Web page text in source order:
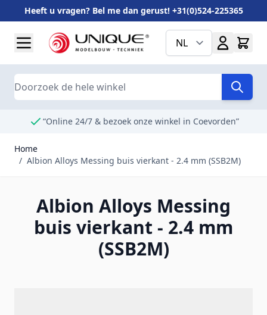
Heeft u vragen? Bel me dan gerust! +31(0)524-225365
NL
Search
“Online 24/7 & bezoek onze winkel in Coevorden”
Home
/ Albion Alloys Messing buis vierkant - 2.4 mm (SSB2M)
Albion Alloys Messing
buis vierkant - 2.4 mm
(SSB2M)